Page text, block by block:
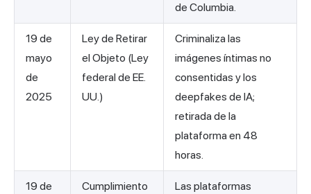
de Columbia.
19 de
mayo
de
2025
Ley de Retirar
el Objeto (Ley
federal de EE.
UU.)
Criminaliza las
imágenes íntimas no
consentidas y los
deepfakes de IA;
retirada de la
plataforma en 48
horas.
19 de
Cumplimiento
Las plataformas